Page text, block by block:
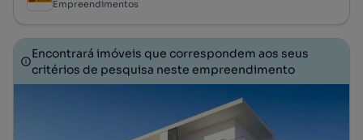
Empreendimentos
Encontrará imóveis que correspondem aos seus
critérios de pesquisa neste empreendimento